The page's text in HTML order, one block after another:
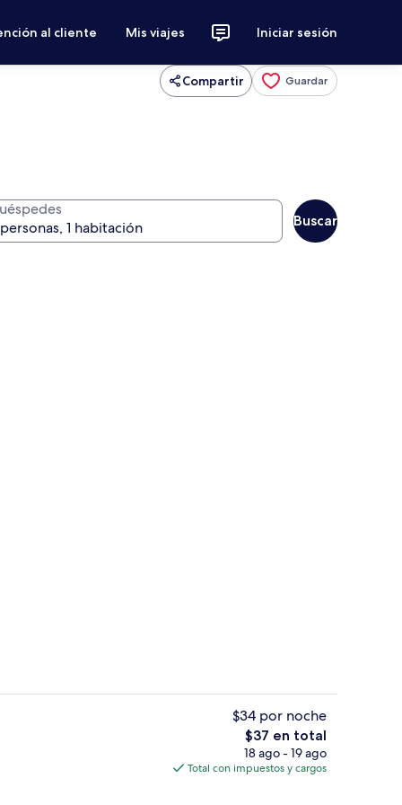
al cliente Mis viajes Iniciar sesión
Compartir Guardar
Buscar
$34 por noche
El
precio
total
$37 en total
18 ago - 19 ago
Total con impuestos y cargos